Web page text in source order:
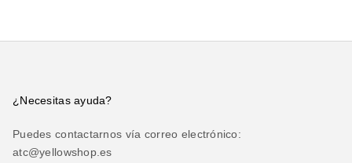
¿Necesitas ayuda?
Puedes contactarnos vía correo electrónico:
atc@yellowshop.es